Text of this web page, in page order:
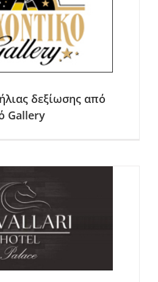
δεξίωσης από
Gallery